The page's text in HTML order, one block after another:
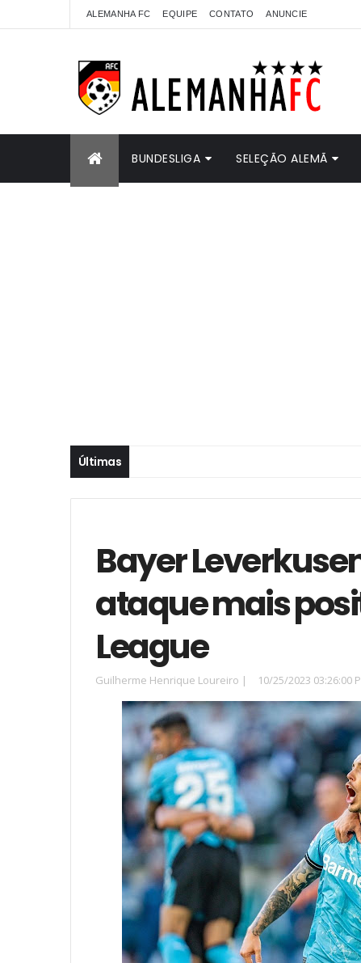
ALEMANHA FC EQUIPE CONTATO ANUNCIE
BUNDESLIGA SELEÇÃO ALEMÃ
Últimas
Bayer
ataque mais
League
Guilherme Henrique Loureiro | 10/25/2023 03:26:00